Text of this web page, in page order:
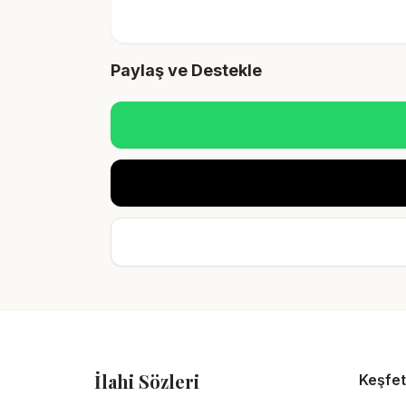
Paylaş ve Destekle
İlahi Sözleri Keşfet